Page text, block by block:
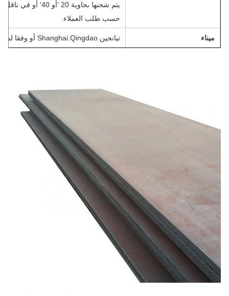
يتم شحنها بحاوية 20 'أو 40' أو في ناقل سائب.
حسب طلب العملاء.
تيانجين.Shanghai.Qingdao أو وفقا لمتطلبات العملاء